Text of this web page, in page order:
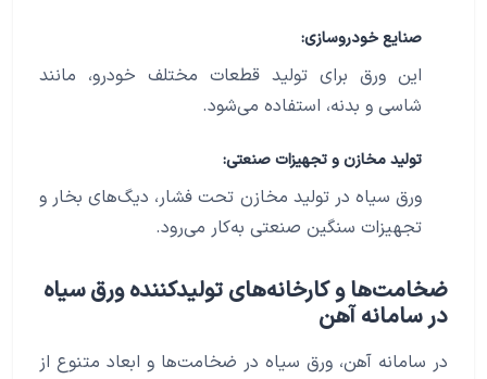
صنایع خودروسازی:
این ورق برای تولید قطعات مختلف خودرو، مانند
شاسی و بدنه، استفاده می‌شود.
تولید مخازن و تجهیزات صنعتی:
ورق سیاه در تولید مخازن تحت فشار، دیگ‌های بخار و
تجهیزات سنگین صنعتی به‌کار می‌رود.
ضخامت‌ها و کارخانه‌های تولیدکننده ورق سیاه
در سامانه آهن
در سامانه آهن، ورق سیاه در ضخامت‌ها و ابعاد متنوع از